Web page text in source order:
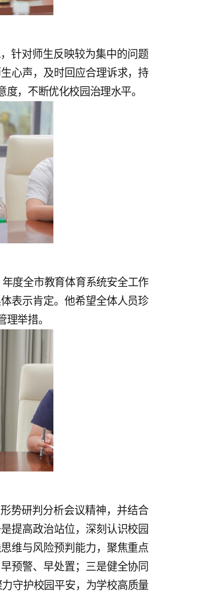
针对师生反映较为集中的问题
心声，及时回应合理诉求，持
，不断优化校园治理水平。
度全市教育体育系统安全工作
表示肯定。他希望全体人员珍
理举措。
势研判分析会议精神，并结合
提高政治站位，深刻认识校园
维与风险预判能力，聚焦重点
预警、早处置；三是健全协同
守护校园平安，为学校高质量